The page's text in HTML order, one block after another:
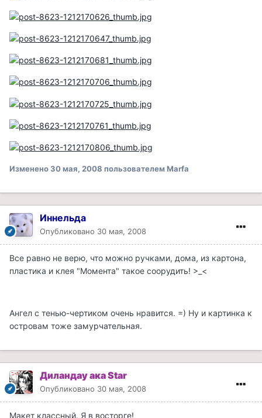
Изменено30 мая, 2008 пользователем Marfa
Иннельда
Опубликовано 30 мая, 2008
Все равно не верю, что можно ручками, дома, из картона,
пластика и клея "Момента" такое соорудить! >_<
Ангел с тенью-чертиком очень нравится. =) Ну и картинка к
островам тоже замурчательная.
Диландау ака Star
Опубликовано 30 мая, 2008
Макет классный. Я в восторге!